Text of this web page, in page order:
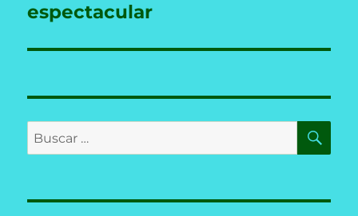
espectacular
Buscar
por: